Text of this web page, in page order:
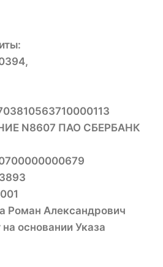
N8607 ПАО СБЕРБАНК
Роман Александрович
основании Указа